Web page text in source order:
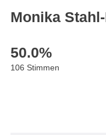
Monika
50.0%
106 Stimmen